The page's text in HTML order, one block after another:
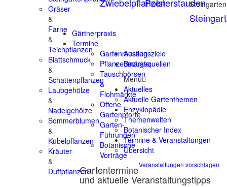
Gräser
&
Farne
&
Teichpflanzen
Blattschmuck
&
Schattenpflanzen
Laubgehölze
&
Nadelgehölze
Sommerblumen
&
Kübelpflanzen
Kräuter
&
Duftpflanzen
ZwiebelpflanzenPolsterstaudenSteingarten
Gärtnerpraxis
Termine
Gartenmessen
Pflanzenmärkte
Tauschbörsen
&
Flohmärkte
Offene
Gartenpforte
Garten-
Führungen
Botanische
Vorträge
Veranstaltungen vorschlagen
Gartentermine
und aktuelle Veranstaltungstipps
Ausflugsziele
Bezugsquellen
Menü
Aktuelles
Aktuelle Gartenthemen
Enzyklopädie
Themenwelten
Botanischer Index
Termine & Veranstaltungen
Übersicht